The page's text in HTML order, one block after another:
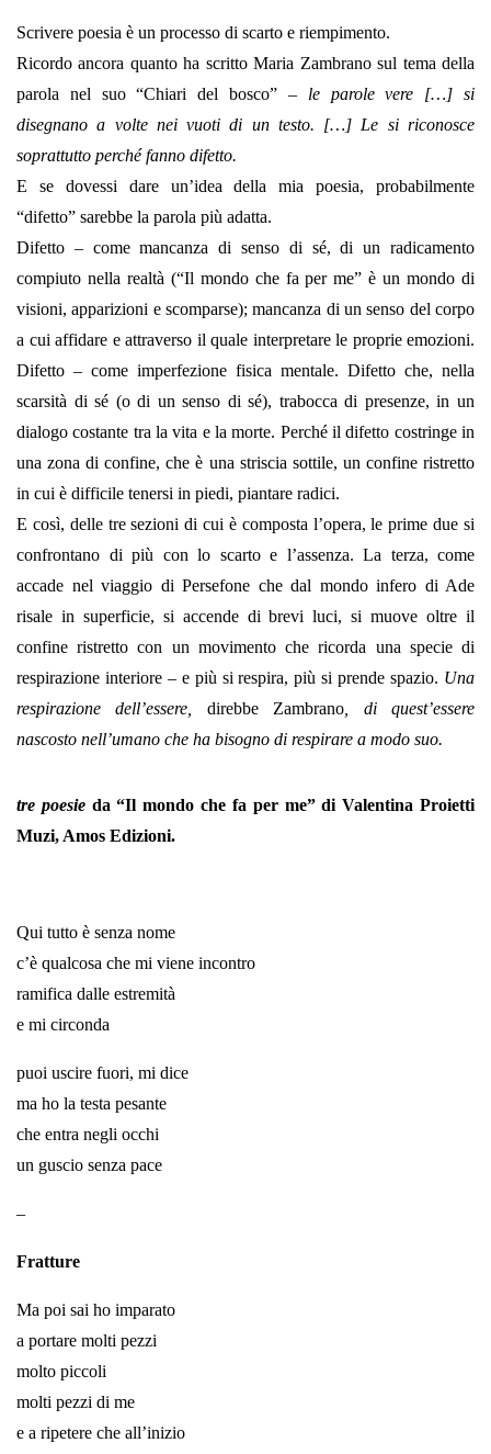
Scrivere poesia è un processo di scarto e riempimento.
Ricordo ancora quanto ha scritto Maria Zambrano sul tema della
parola nel suo “Chiari del bosco” –le parole vere […] si
disegnano a volte nei vuoti di un testo. […] Le si riconosce
soprattutto perché fanno difetto.
E se dovessi dare un’idea della mia poesia, probabilmente
“difetto” sarebbe la parola più adatta.
Difetto – come mancanza di senso di sé, di un radicamento
compiuto nella realtà (“Il mondo che fa per me” è un mondo di
visioni, apparizioni e scomparse); mancanza di un senso del corpo
a cui affidare e attraverso il quale interpretare le proprie emozioni.
Difetto – come imperfezione fisica mentale. Difetto che, nella
scarsità di sé (o di un senso di sé), trabocca di presenze, in un
dialogo costante tra la vita e la morte. Perché il difetto costringe in
una zona di confine, che è una striscia sottile, un confine ristretto
in cui è difficile tenersi in piedi, piantare radici.
E così, delle tre sezioni di cui è composta l’opera, le prime due si
confrontano di più con lo scarto e l’assenza. La terza, come
accade nel viaggio di Persefone che dal mondo infero di Ade
risale in superficie, si accende di brevi luci, si muove oltre il
confine ristretto con un movimento che ricorda una specie di
respirazione interiore – e più si respira, più si prende spazio. Una
respirazione dell’essere, direbbe Zambrano , di quest’essere
nascosto nell’umano che ha bisogno di respirare a modo suo.
tre poesieda “Il mondo che fa per me” di Valentina Proietti
Muzi, Amos Edizioni.
Qui tutto è senza nome
c’è qualcosa che mi viene incontro
ramifica dalle estremità
e mi circonda
puoi uscire fuori, mi dice
ma ho la testa pesante
che entra negli occhi
un guscio senza pace
–
Fratture
Ma poi sai ho imparato
a portare molti pezzi
molto piccoli
molti pezzi di me
e a ripetere che all’inizio